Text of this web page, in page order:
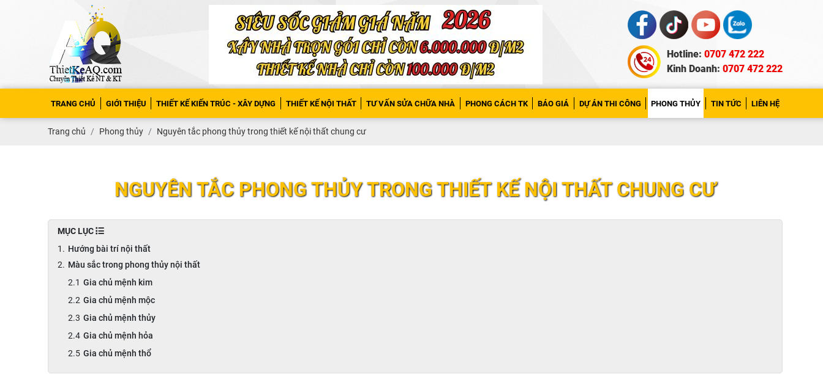
Hotline: 0707 472 222
Kinh Doanh: 0707 472 222
TRANG CHỦ GIỚI THIỆU THIẾT KẾ KIẾN TRÚC - XÂY DỰNG THIẾT KẾ NỘI THẤT TƯ VẤN SỬA CHỮA NHÀ PHONG CÁCH TK BÁO GIÁ DỰ ÁN THI CÔNG PHONG THỦY TIN TỨC LIÊN HỆ
Trang chủ Phong thủy Nguyên tắc phong thủy trong thiết kế nội thất chung cư
NGUYÊN TẮC PHONG THỦY TRONG THIẾT KẾ NỘI THẤT CHUNG CƯ
MỤC LỤC
Hướng bài trí nội thất
Màu sắc trong phong thủy nội thất
Gia chủ mệnh kim
Gia chủ mệnh mộc
Gia chủ mệnh thủy
Gia chủ mệnh hỏa
Gia chủ mệnh thổ